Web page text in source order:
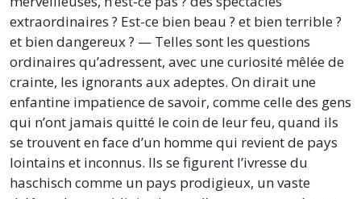
extraordinaires ? Est-ce bien beau ? et bien terrible ?
et bien dangereux ? — Telles sont les questions
ordinaires qu’adressent, avec une curiosité mêlée de
crainte, les ignorants aux adeptes. On dirait une
enfantine impatience de savoir, comme celle des gens
qui n’ont jamais quitté le coin de leur feu, quand ils
se trouvent en face d’un homme qui revient de pays
lointains et inconnus. Ils se figurent l’ivresse du
haschisch comme un pays prodigieux, un vaste